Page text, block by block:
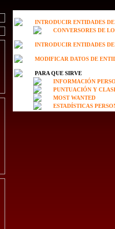
INTRODUCIR ENTIDADES
CONVERSORES DE
INTRODUCIR ENTIDADES
MODIFICAR DATOS DE
PARA QUE SIRVE
INFORMACIÓN
PUNTUACIÓN Y
MOST WANTED
ESTADÍSTICAS